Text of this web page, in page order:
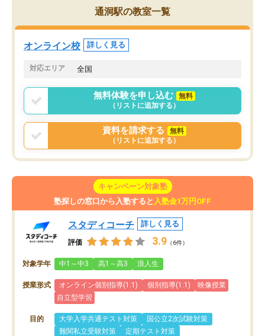
ことができました。自分のように勉強
のやり方や進捗管理で苦労している方
には特におすすめしたい塾です。
通洞駅の教室一覧
オンライン校 詳しく見る
対応エリア 全国
無料体験を申し込む
無料
（リストに追加する）
資料を請求する
無料
（リストに追加する）
キャンペーン対象塾
塾探しの窓口から入塾すると 入塾金1万円OFF
スタディコーチ 詳しく見る
評価 3.9 （6件）
対象学年 中1～中3 高1～高3 浪人生
授業形式 オンライン個別指導(1:1) 個別指導(1:1)
映像授業
自立型学習
目的 大学入学共通テスト対策
国公立2次試験対策
難関私立受験対策
定期テスト対策